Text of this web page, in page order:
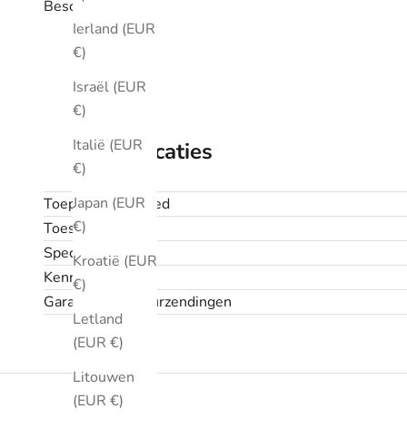
Ierland (EUR
€)
Israël (EUR
€)
Italië (EUR
€)
Japan (EUR
€)
Kroatië (EUR
€)
Letland
(EUR €)
Litouwen
(EUR €)
Beschrijving
Specificaties
Toepassingsgebied
Toestand
Specificaties
Kenmerken
Garantie en retourzendingen